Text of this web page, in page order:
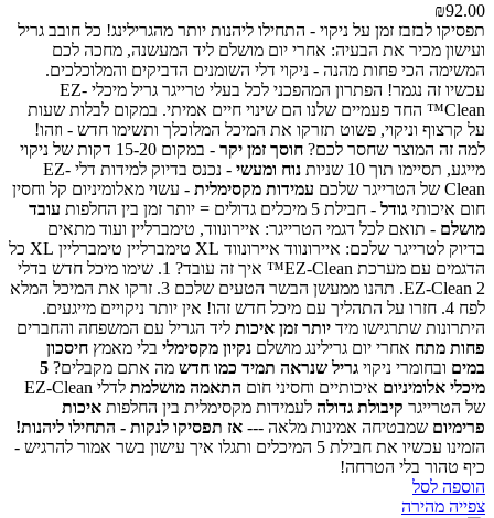
₪92.00
תפסיקו לבזבז זמן על ניקוי - התחילו ליהנות יותר מהגרילינג! כל חובב גריל
ועישון מכיר את הבעיה: אחרי יום מושלם ליד המעשנה, מחכה לכם
המשימה הכי פחות מהנה - ניקוי דלי השומנים הדביקים והמלוכלכים.
עכשיו זה נגמר! הפתרון המהפכני לכל בעלי טרייגר גריל
מיכלי EZ-
Clean™ החד פעמיים שלנו הם שינוי חיים אמיתי. במקום לבלות שעות
על קרצוף וניקוי, פשוט תזרקו את המיכל המלוכלך ותשימו חדש - וזהו!
למה זה המוצר שחסר לכם? חוסך זמן יקר
- במקום 15-20 דקות של ניקוי
מייגע, תסיימו תוך 10 שניות
נוח ומעשי
- נכנס בדיוק למידות דלי EZ-
Clean של הטרייגר שלכם
עמידות מקסימלית - עשוי מאלומיניום קל וחסין
חום איכותי גודל - חבילת 5 מיכלים גדולים = יותר זמן בין החלפות
עובד
מושלם - תואם לכל דגמי הטרייגר: איירונווד, טימברליין ועוד מתאים
בדיוק לטרייגר שלכם: איירונווד איירונווד XL טימברליין טימברליין XL
כל
הדגמים עם מערכת EZ-Clean™
איך זה עובד?
1. שימו מיכל חדש בדלי
EZ-Clean 2. תהנו ממעשן הבשר הטעים שלכם
3. זרקו את המיכל המלא
לפח 4. חזרו על התהליך עם מיכל חדש
זהו! אין יותר ניקויים מייגעים.
היתרונות שתרגישו מיד יותר זמן איכות ליד הגריל עם המשפחה והחברים
פחות מתח אחרי יום גרילינג מושלם נקיון מקסימלי בלי מאמץ חיסכון
במים ובחומרי ניקוי גריל שנראה תמיד כמו חדש מה אתם מקבלים? 5
מיכלי אלומיניום איכותיים וחסיני חום התאמה מושלמת
לדלי EZ-Clean
של הטרייגר קיבולת גדולה לעמידות מקסימלית בין החלפות איכות
פרימיום שמבטיחה אמינות מלאה --- אז תפסיקו לנקות - התחילו ליהנות!
הזמינו עכשיו את חבילת 5 המיכלים ותגלו איך עישון בשר אמור להרגיש -
כיף טהור בלי הטרחה!
הוספה לסל
צפייה מהירה